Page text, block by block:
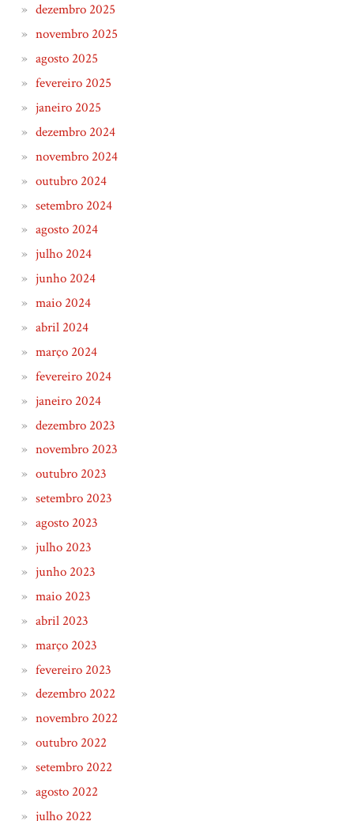
dezembro 2025
novembro 2025
agosto 2025
fevereiro 2025
janeiro 2025
dezembro 2024
novembro 2024
outubro 2024
setembro 2024
agosto 2024
julho 2024
junho 2024
maio 2024
abril 2024
março 2024
fevereiro 2024
janeiro 2024
dezembro 2023
novembro 2023
outubro 2023
setembro 2023
agosto 2023
julho 2023
junho 2023
maio 2023
abril 2023
março 2023
fevereiro 2023
dezembro 2022
novembro 2022
outubro 2022
setembro 2022
agosto 2022
julho 2022